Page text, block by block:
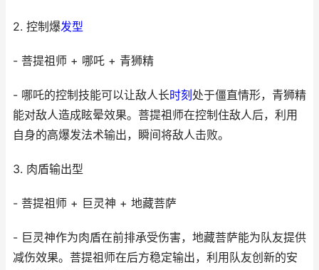
2. 控制爆发型
- 菩提祖师 + 哪吒 + 青狮精
- 哪吒的控制技能可以让敌人长时刻 处于僵直情形，青狮精
能对敌人造成眩晕效果。菩提祖师在控制住敌人后，利用
自身的高爆发法术输出，瞬间将敌人击败。
3. 肉盾输出型
- 菩提祖师 + 巨灵神 + 地藏菩萨
- 巨灵神作为肉盾在前排承受伤害，地藏菩萨能为队友提供
减伤效果。菩提祖师在后方稳定输出，利用队友创新的安